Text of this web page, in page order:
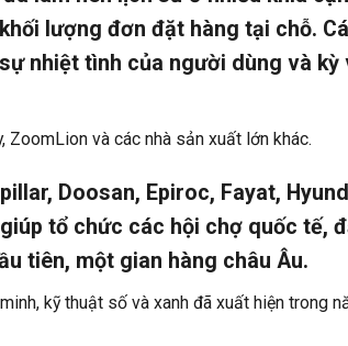
lượng đơn đặt hàng tại chỗ.
nhiệt tình của người dùng và kỳ
ZoomLion và các nhà sản xuất lớn khác.
Doosan, Epiroc, Fayat,
tổ chức các hội chợ quốc tế,
tiên, một gian hàng châu Âu.
kỹ thuật số và xanh đã xuất hiện trong